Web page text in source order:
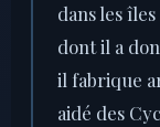
dans les
dont il a
il fabrique
aidé des